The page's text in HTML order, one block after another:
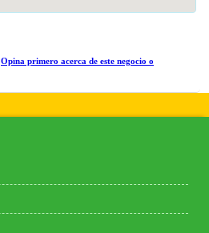
Opina primero acerca de este negocio o